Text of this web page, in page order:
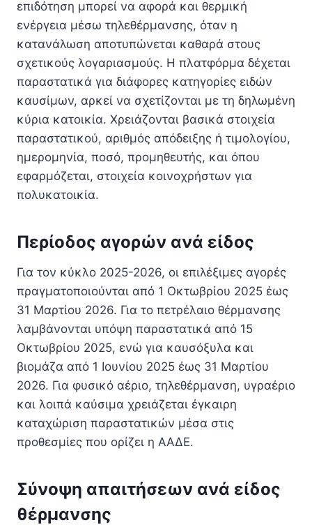
επιδότηση μπορεί να αφορά και θερμική
ενέργεια μέσω τηλεθέρμανσης, όταν η
κατανάλωση αποτυπώνεται καθαρά στους
σχετικούς λογαριασμούς. Η πλατφόρμα δέχεται
παραστατικά για διάφορες κατηγορίες ειδών
καυσίμων, αρκεί να σχετίζονται με τη δηλωμένη
κύρια κατοικία. Χρειάζονται βασικά στοιχεία
παραστατικού, αριθμός απόδειξης ή τιμολογίου,
ημερομηνία, ποσό, προμηθευτής, και όπου
εφαρμόζεται, στοιχεία κοινοχρήστων για
πολυκατοικία.
Περίοδος αγορών ανά είδος
Για τον κύκλο 2025-2026, οι επιλέξιμες αγορές
πραγματοποιούνται από 1 Οκτωβρίου 2025 έως
31 Μαρτίου 2026. Για το πετρέλαιο θέρμανσης
λαμβάνονται υπόψη παραστατικά από 15
Οκτωβρίου 2025, ενώ για καυσόξυλα και
βιομάζα από 1 Ιουνίου 2025 έως 31 Μαρτίου
2026. Για φυσικό αέριο, τηλεθέρμανση, υγραέριο
και λοιπά καύσιμα χρειάζεται έγκαιρη
καταχώριση παραστατικών μέσα στις
προθεσμίες που ορίζει η ΑΑΔΕ.
Σύνοψη απαιτήσεων ανά είδος
θέρμανσης